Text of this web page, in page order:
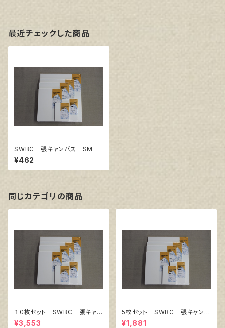
最近チェックした商品
SWBC 張キャンバス SM
¥462
同じカテゴリの商品
１０枚セット SWBC 張キャン
バス F0
¥3,553
5枚セット SWBC 張キャンバ
ス F0
¥1,881